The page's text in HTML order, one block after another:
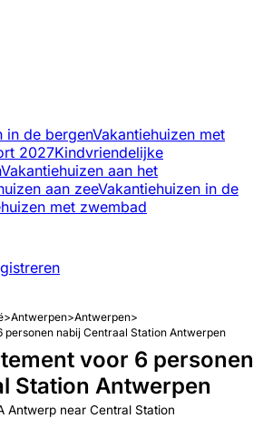
in de bergenVakantiehuizen met
2027Kindvriendelijke
Vakantiehuizen aan het
aan zeeVakantiehuizen in de
met zwembad
>Antwerpen>Antwerpen>
nabij Centraal Station Antwerpen
voor 6 personen
Station Antwerpen
Antwerp near Central Station